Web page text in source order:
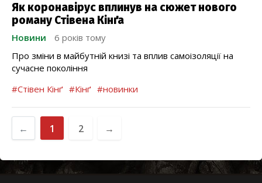
Як коронавірус вплинув на сюжет нового
роману Стівена Кінґа
Новини
6 років тому
Про зміни в майбутній книзі та вплив самоізоляції на
сучасне покоління
#Стівен Кінґ #Кінґ #новинки
← 1 2 →